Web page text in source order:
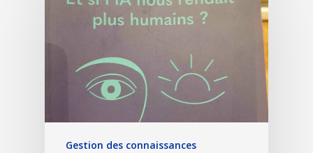
Gestion des connaissances